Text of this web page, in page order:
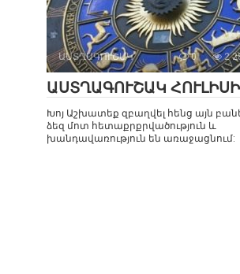
ԱՍՏՂԱԳՈՒՇԱԿ 0 2
ԱՍՏՂԱԳՈՒՇԱԿ ՀՈՒԼԻՍԻ
Խոյ Աշխատեք զբաղվել հենց այն
ձեզ մոտ հետաքրքրվածություն և
խանդավառություն են առաջացնում: